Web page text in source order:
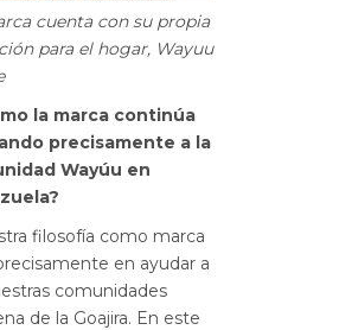
cuenta con su propia
para el hogar, Wayuu
la marca continúa
precisamente a la
Wayúu en
filosofía como marca
en ayudar a
comunidades
de la Goajira. En este